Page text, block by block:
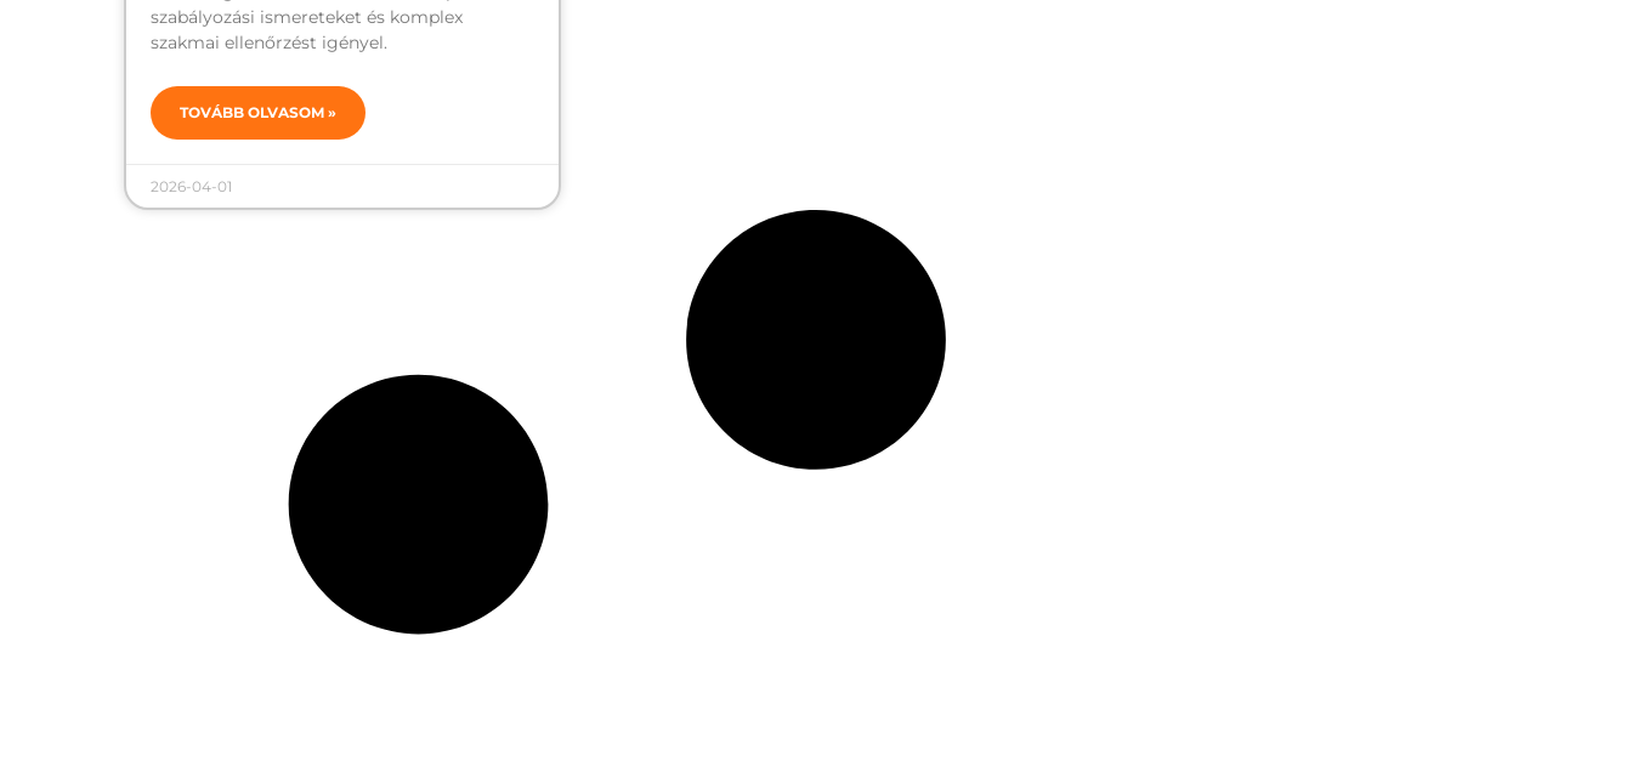
szabályozási ismereteket és komplex
szakmai ellenőrzést igényel.
TOVÁBB OLVASOM »
2026-04-01